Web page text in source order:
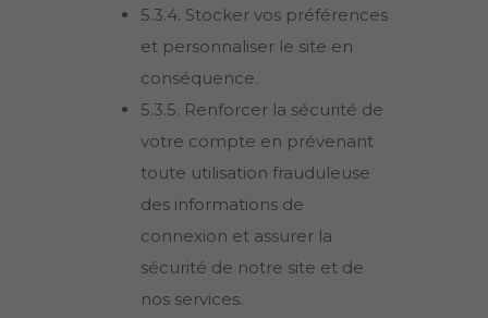
5.3.4. Stocker vos préférences
et personnaliser le site en
conséquence.
5.3.5. Renforcer la sécurité de
votre compte en prévenant
toute utilisation frauduleuse
des informations de
connexion et assurer la
sécurité de notre site et de
nos services.